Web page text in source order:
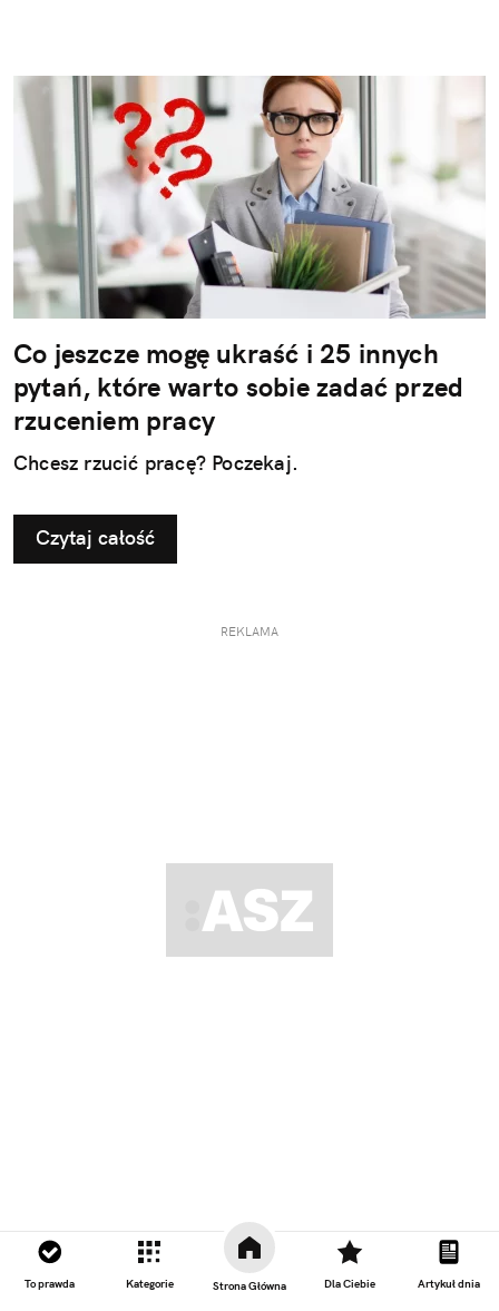
To prawda Kategorie Strona Główna Dla Ciebie Artykuł dnia
Co jeszcze mogę ukraść i 25 innych
pytań, które warto sobie zadać przed
rzuceniem pracy
Chcesz rzucić pracę? Poczekaj.
Czytaj całość
REKLAMA